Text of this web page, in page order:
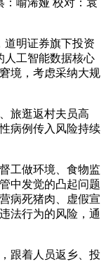
明证券旗下投资
人工智能数据核心
境，考虑采纳大规
旅逛返村夫员高
病例传入风险持续
工做环境、食物监
中发觉的凸起问题
病死猪肉、虚假宣
法行为的风险，通
跟着人员返乡、投